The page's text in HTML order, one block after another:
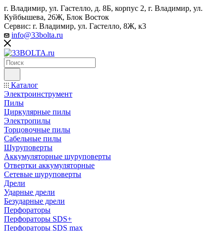
г. Владимир, ул. Гастелло, д. 8Б, корпус 2, г. Владимир, ул. ​
Куйбышева, 26Ж, Блок Восток
Сервис: г. Владимир, ул. Гастелло, 8Ж, к3
info@33bolta.ru
Каталог
Электроинструмент
Пилы
Циркулярные пилы
Электропилы
Торцовочные пилы
Сабельные пилы
Шуруповерты
Аккумуляторные шуруповерты
Отвертки аккумуляторные
Сетевые шуруповерты
Дрели
Ударные дрели
Безударные дрели
Перфораторы
Перфораторы SDS+
Перфораторы SDS max